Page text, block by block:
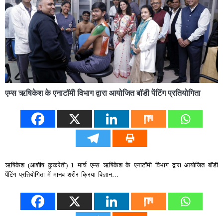
एम्स ऋषिकेश के एनाटॉमी विभाग द्वारा आयोजित बाॅडी पेंटिंग प्रतियोगिता
ऋषिकेश (आशीष कुकरेती) 1 मार्च एम्स ऋषिकेश के एनाटॉमी विभाग द्वारा आयोजित बाॅडी
पेंटिंग प्रतियोगिता में मानव शरीर क्रिया विज्ञान…